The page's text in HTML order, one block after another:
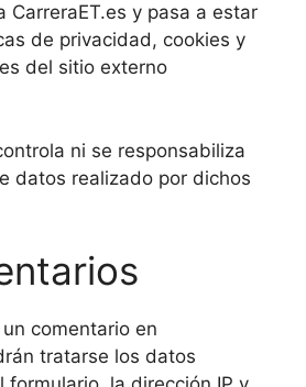
CarreraET.es y pasa a estar
de privacidad, cookies y
del sitio externo
ni se responsabiliza
datos realizado por dichos
comentario en
tratarse los datos